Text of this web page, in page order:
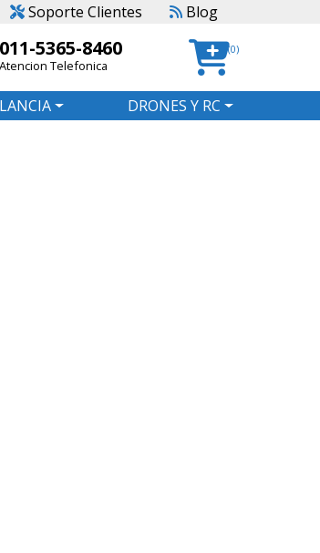
Soporte Clientes Blog
011-5365-8460
Atencion Telefonica
(0)
DRONES Y RC